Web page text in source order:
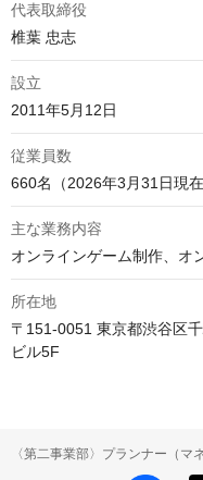
代表取締役
椎葉 忠志
設立
2011年5月12日
従業員数
660名（2026年3月31日現
主な業務内容
オンラインゲーム制作、オ
所在地
〒151-0051 東京都渋谷区
ビル5F
〈第二事業部〉プランナー（マ